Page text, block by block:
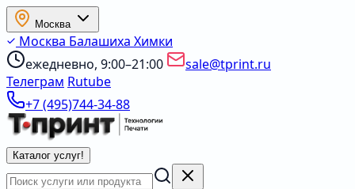
Москва
Москва Балашиха Химки
ежедневно, 9:00–21:00
sale@tprint.ru
Телеграм Rutube
+7 (495)744-34-88
Каталог услуг!